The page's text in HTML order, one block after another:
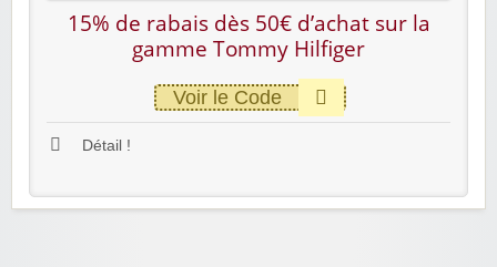
15% de rabais dès 50€ d’achat sur la
gamme Tommy Hilfiger
Voir le Code
Détail !